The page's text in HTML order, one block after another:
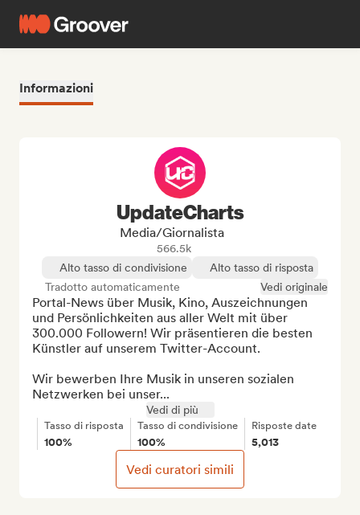
Informazioni
UpdateCharts
Media/Giornalista
566.5k
Alto tasso di condivisione
Alto tasso di risposta
Tradotto automaticamente
Vedi originale
Portal-News über Musik, Kino, Auszeichnungen
und Persönlichkeiten aus aller Welt mit über
300.000 Followern! Wir präsentieren die besten
Künstler auf unserem Twitter-Account.
Wir bewerben Ihre Musik in unseren sozialen
Netzwerken bei unser...
Vedi di più
Tasso di risposta
100%
Tasso di condivisione
100%
Risposte date
5,013
Vedi curatori simili